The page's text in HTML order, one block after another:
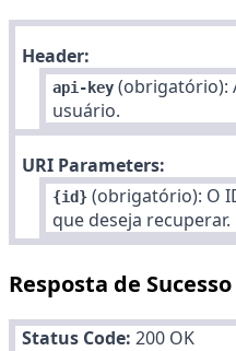
Header:
api-key (obrigatório):
usuário.
URI Parameters:
{id} (obrigatório): O
que deseja recuperar.
Resposta de Sucesso
Status Code: 200 OK